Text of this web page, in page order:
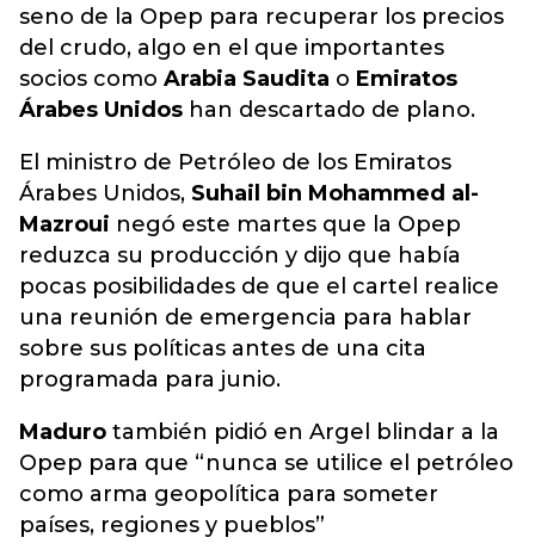
seno de la Opep para recuperar los precios
del crudo, algo en el que importantes
socios como Arabia Saudita o Emiratos
Árabes Unidos han descartado de plano.
El ministro de Petróleo de los Emiratos
Árabes Unidos, Suhail bin Mohammed al-
Mazroui negó este martes que la Opep
reduzca su producción y dijo que había
pocas posibilidades de que el cartel realice
una reunión de emergencia para hablar
sobre sus políticas antes de una cita
programada para junio.
Maduro también pidió en Argel blindar a la
Opep para que “nunca se utilice el petróleo
como arma geopolítica para someter
países, regiones y pueblos”